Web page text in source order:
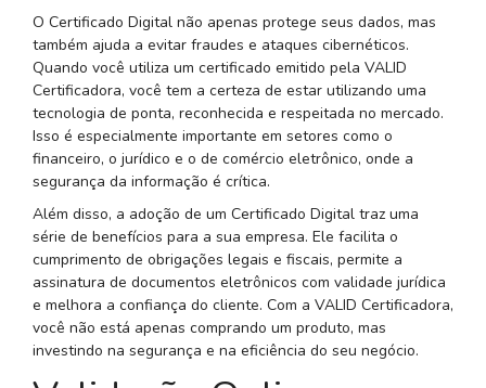
O Certificado Digital não apenas protege seus dados, mas
também ajuda a evitar fraudes e ataques cibernéticos.
Quando você utiliza um certificado emitido pela VALID
Certificadora, você tem a certeza de estar utilizando uma
tecnologia de ponta, reconhecida e respeitada no mercado.
Isso é especialmente importante em setores como o
financeiro, o jurídico e o de comércio eletrônico, onde a
segurança da informação é crítica.
Além disso, a adoção de um Certificado Digital traz uma
série de benefícios para a sua empresa. Ele facilita o
cumprimento de obrigações legais e fiscais, permite a
assinatura de documentos eletrônicos com validade jurídica
e melhora a confiança do cliente. Com a VALID Certificadora,
você não está apenas comprando um produto, mas
investindo na segurança e na eficiência do seu negócio.